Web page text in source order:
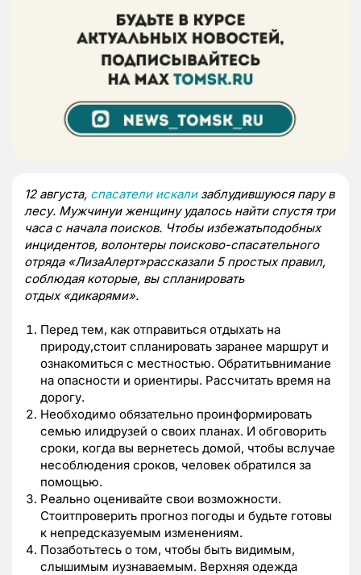
12 августа, спасатели искализаблудившуюся пару в
лесу. Мужчинуи женщину удалось найти спустя три
часа с начала поисков. Чтобы избежатьподобных
инцидентов, волонтеры поисково-спасательного
отряда «ЛизаАлерт»рассказали 5 простых правил,
соблюдая которые, вы спланировать
отдых «дикарями».
Перед тем, как отправиться отдыхать на
природу,стоит спланировать заранее маршрут и
ознакомиться с местностью. Обратитьвнимание
на опасности и ориентиры. Рассчитать время на
дорогу.
Необходимо обязательно проинформировать
семью илидрузей о своих планах. И обговорить
сроки, когда вы вернетесь домой, чтобы вслучае
несоблюдения сроков, человек обратился за
помощью.
Реально оценивайте свои возможности.
Стоитпроверить прогноз погоды и будьте готовы
к непредсказуемым изменениям.
Позаботьтесь о том, чтобы быть видимым,
слышимым иузнаваемым. Верхняя одежда